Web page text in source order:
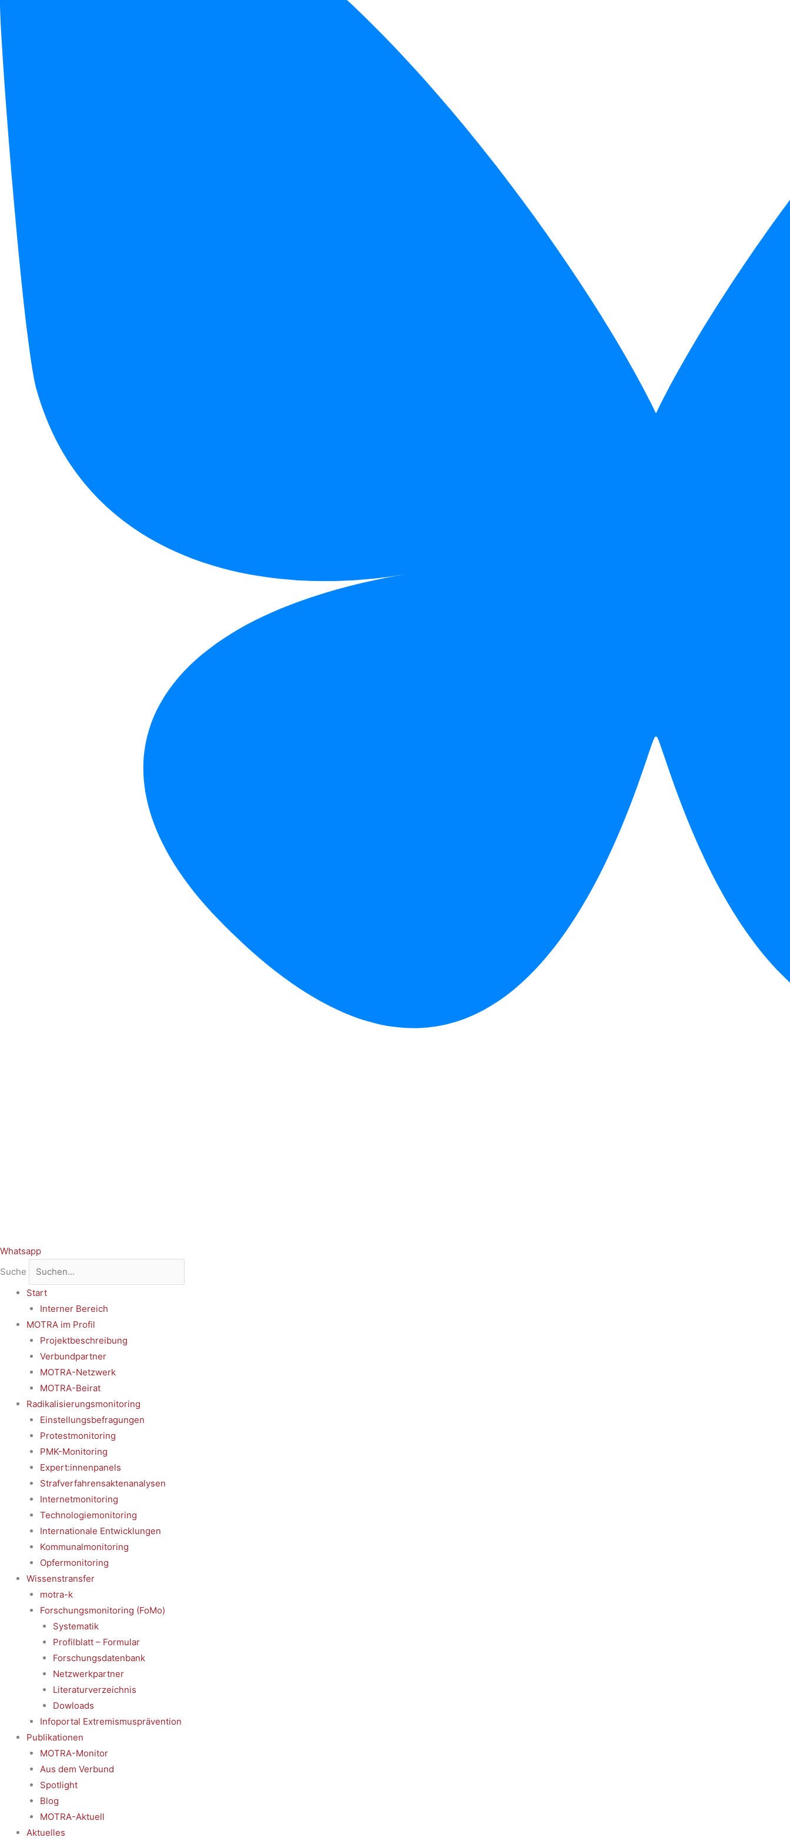
Whatsapp
Suche
Start
Interner Bereich
MOTRA im Profil
Projektbeschreibung
Verbundpartner
MOTRA-Netzwerk
MOTRA-Beirat
Radikalisierungsmonitoring
Einstellungsbefragungen
Protestmonitoring
PMK-Monitoring
Expert:innenpanels
Strafverfahrensaktenanalysen
Internetmonitoring
Technologiemonitoring
Internationale Entwicklungen
Kommunalmonitoring
Opfermonitoring
Wissenstransfer
motra-k
Forschungsmonitoring (FoMo)
Systematik
Profilblatt – Formular
Forschungsdatenbank
Netzwerkpartner
Literaturverzeichnis
Dowloads
Infoportal Extremismusprävention
Publikationen
MOTRA-Monitor
Aus dem Verbund
Spotlight
Blog
MOTRA-Aktuell
Aktuelles